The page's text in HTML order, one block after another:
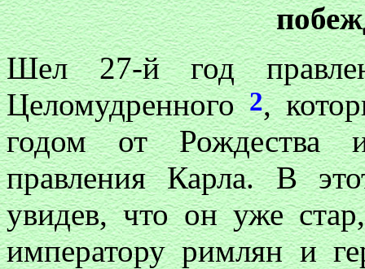
Шел 27-й год
Целомудренного2,
годом от Рождества
правления Карла. В
увидев, что он уже
императору римлян и